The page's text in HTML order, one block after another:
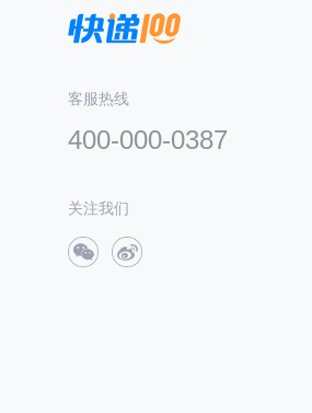
客服热线
400-000-0387
关注我们